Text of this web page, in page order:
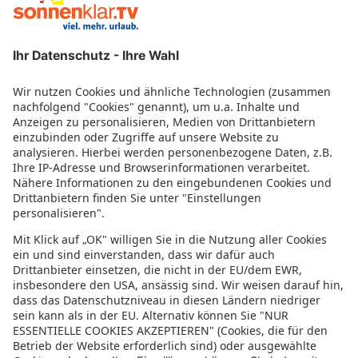
132 pro Zimmer)
Moderatoren
Impressum
Informationen zur Barrierefreiheit
Datenschutz
Datenschutzeinstellungen
In der sonnenklar.TV Mediathek finden Sie alle Informationen rundum
den TV-Sender sonnenklar.TV!
Das Angebot war mal wieder zu schnell weg? Oder Sie wollen sich Ihre
nächste Traumreise noch einmal gratis etwas genauer anschauen? Dann
stöbern Sie doch in unserem TV-Programmund sehen Sie sich dort die
Folgen der letzten Tage nochmal an! Sie würden gerne wissen, was
gerade im TV läuft? Über unserenLive-Streamkönnen Sie sonnenklar.TV